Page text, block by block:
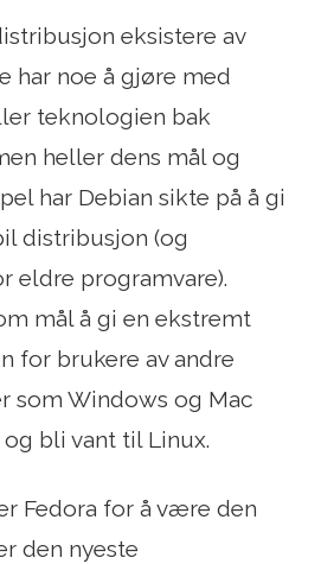
eksistere av
har noe å gjøre med
teknologien bak
heller dens mål og
har Debian sikte på å gi
distribusjon (og
eldre programvare).
mål å gi en ekstremt
for brukere av andre
som Windows og Mac
bli vant til Linux.
Fedora for å være den
den nyeste